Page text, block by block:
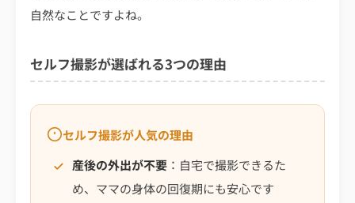
自然なことですよね。
セルフ撮影が選ばれる3つの理由
セルフ撮影が人気の理由
産後の外出が不要 ：自宅で撮影できるた
め、ママの身体の回復期にも安心です